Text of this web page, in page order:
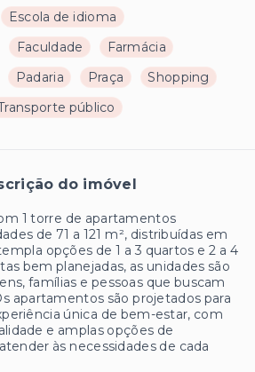
Escola de idioma
Faculdade
Farmácia
Padaria Praça
Shopping
público
do imóvel
1 torre de apartamentos
de 71 a 121 m², distribuídas em
opções de 1 a 3 quartos e 2 a 4
bem planejadas, as unidades são
famílias e pessoas que buscam
apartamentos são projetados para
única de bem-estar, com
e amplas opções de
às necessidades de cada